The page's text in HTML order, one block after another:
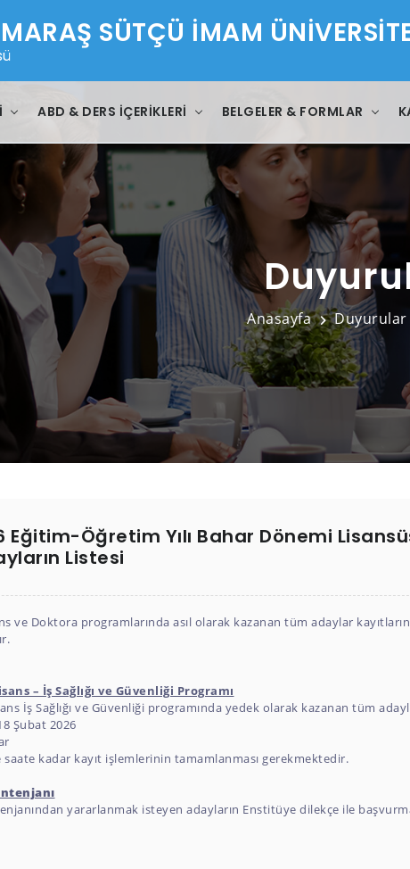
SÜTÇÜ İMAM
ABD & DERS İÇERIKLERI BELGELER & FORMLAR
Anasayfa Duyurular
Eğitim-Öğretim Yılı Bahar Dönemi
Listesi
ve Doktora programlarında asıl olarak kazanan tüm adaylar
– İş Sağlığı ve Güvenliği Programı
İş Sağlığı ve Güvenliği programında yedek olarak kazanan tüm
Şubat 2026
kadar kayıt işlemlerinin tamamlanması gerekmektedir.
yararlanmak isteyen adayların Enstitüye dilekçe ile